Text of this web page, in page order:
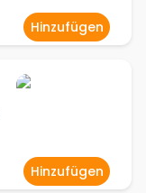
Hinzufügen
Hinzufügen